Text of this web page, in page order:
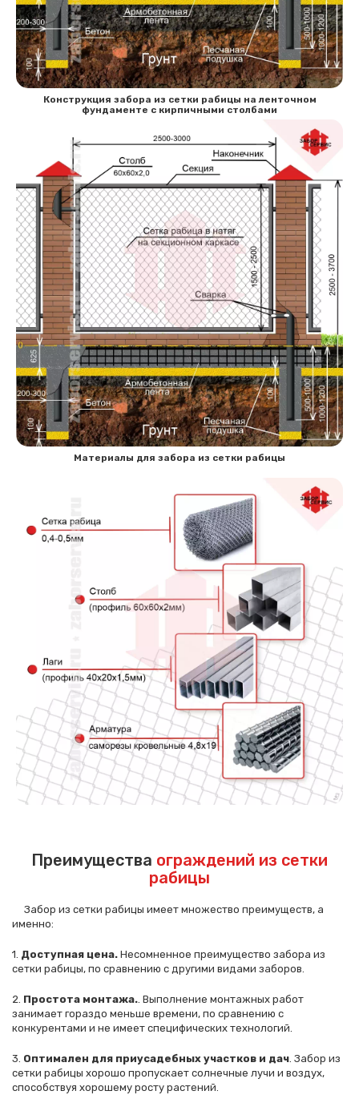
Конструкция забора из сетки рабицы на ленточном
фундаменте с кирпичными столбами
Материалы для забора из сетки рабицы
Преимущества ограждений из сетки
рабицы
Забор из сетки рабицы имеет множество преимуществ, а
именно:
1. Доступная цена. Несомненное преимущество забора из
сетки рабицы, по сравнению с другими видами заборов.
2. Простота монтажа. . Выполнение монтажных работ
занимает гораздо меньше времени, по сравнению с
конкурентами и не имеет специфических технологий.
3. Оптимален для приусадебных участков и дач . Забор из
сетки рабицы хорошо пропускает солнечные лучи и воздух,
способствуя хорошему росту растений.
Сообщение успешно
отправлено